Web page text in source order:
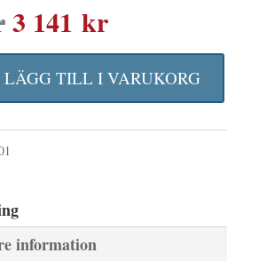
Det
ursprungliga
priset
var:
3
3 141 krDet
nuvarande
priset
är:
3
LÄGG TILL I VARUKORG
information